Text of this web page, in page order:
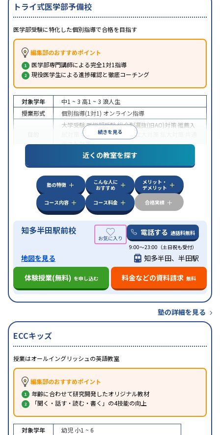
トライ式医学部予備校
医学部受験に特化した個別指導で合格を目指す
編集部のおすすめポイント
医学部専門講師による完全1対1指導
現役医学生による進捗確認と徹底コーチング
続きを見る
対象学年 中1 ~ 3 高1 ~ 3 浪人生
授業形式
個別指導(1対1) オンライン指導
大学受験医学部受験総合型選抜(旧AO)対策推薦入
学校別特化対策 国公立大対策
テスト対策
特徴
中高一貫校生に対応授業の振替可能
オンライン対応1科目から受講可能季節講習の
みの受講可
自習室あり
近くの教室を探す
塾の特徴
こんな人に
おすすめ
メリット・
デメリット
コース内容
コース料金 合格実績
知多半田駅前校 電話する 通話料無料
9:00～23:00（土日祝も受付）
地図を見る
知多半田、半田駅
体験授業(無料) を申し込む 料金などの資料請求 無料
塾の詳細を見る
ECCキッズ
授業はオールイングリッシュの英語教室
編集部のおすすめポイント
年齢に合わせて研究開発したオリジナル教材
「聞く・話す・読む・書く」の4技能の向上
対象学年 幼児 小1 ~ 6